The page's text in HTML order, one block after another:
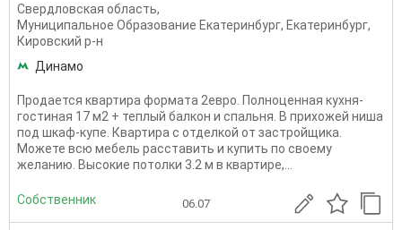
Свердловская область,
Муниципальное Образование Екатеринбург, Екатеринбург,
Кировский р-н
Динамо
Продается квартира формата 2евро. Полноценная кухня-
гостиная 17 м2 + теплый балкон и спальня. В прихожей ниша
под шкаф-купе. Квартира с отделкой от застройщика.
Можете всю мебель расставить и купить по своему
желанию. Высокие потолки 3.2 м в квартире,...
Собственник 06.07